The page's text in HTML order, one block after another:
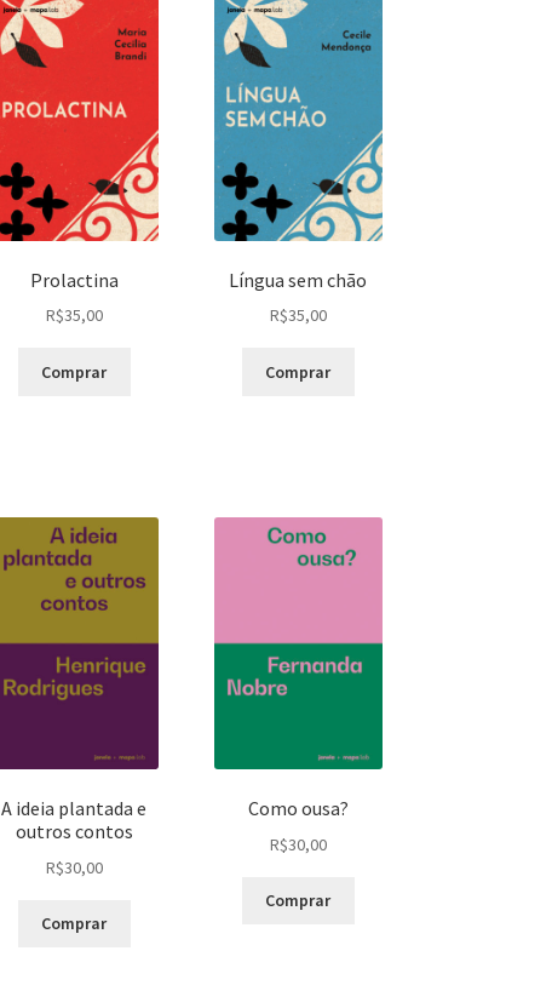
Prolactina
R$35,00
Comprar
Língua sem chão
R$35,00
Comprar
A ideia plantada e
outros contos
R$30,00
Comprar
Como ousa?
R$30,00
Comprar